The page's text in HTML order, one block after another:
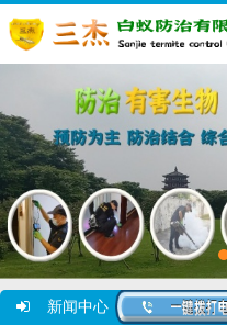
新闻中心